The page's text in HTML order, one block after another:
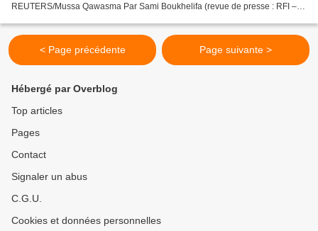
REUTERS/Mussa Qawasma Par Sami Boukhelifa (revue de presse : RFI –
< Page précédente Page suivante >
Hébergé par Overblog
Top articles
Pages
Contact
Signaler un abus
C.G.U.
Cookies et données personnelles